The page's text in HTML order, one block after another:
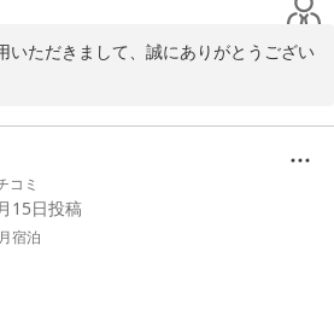
いただきまして、誠にありがとうござい
は快適にお過ごしいただけた様子が伺
のお言葉をいただけ、大変励みになりま
一同心よりお待ちしております。
た。
コミ
15日投稿
宿泊